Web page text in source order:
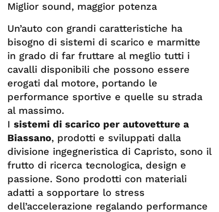
Miglior sound, maggior potenza
Un’auto con grandi caratteristiche ha
bisogno di sistemi di scarico e marmitte
in grado di far fruttare al meglio tutti i
cavalli disponibili che possono essere
erogati dal motore, portando le
performance sportive e quelle su strada
al massimo.
I sistemi di scarico per autovetture a
Biassano, prodotti e sviluppati dalla
divisione ingegneristica di Capristo, sono il
frutto di ricerca tecnologica, design e
passione. Sono prodotti con materiali
adatti a sopportare lo stress
dell’accelerazione regalando performance